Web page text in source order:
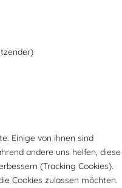
Nächster
Weiter
Einige von ihnen sind
andere uns helfen, diese
(Tracking Cookies).
Cookies zulassen möchten.